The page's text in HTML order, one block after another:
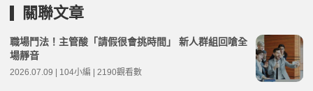
關聯文章
職場鬥法！主管酸「請假很會挑時間」 新人群組回嗆全
場靜音
2026.07.09 | 104小編 | 2190觀看數